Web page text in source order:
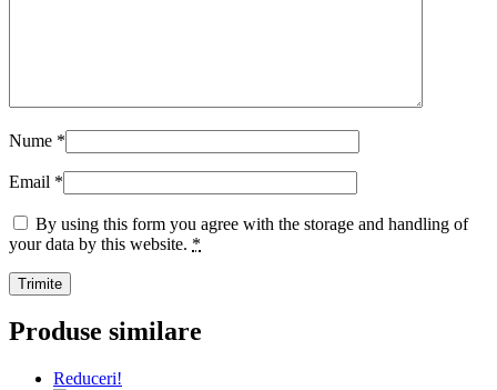
Nume *
Email *
By using this form you agree with the storage and handling of
your data by this website. *
Produse similare
Reduceri!